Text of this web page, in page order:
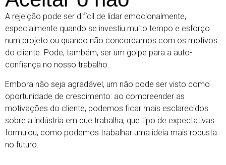
A rejeição pode ser difícil de lidar emocionalmente,
especialmente quando se investiu muito tempo e esforço
num projeto ou quando não concordamos com os motivos
do cliente. Pode, também, ser um golpe para a auto-
confiança no nosso trabalho.
Embora não seja agradável, um não pode ser visto como
oportunidade de crescimento: ao compreender as
motivações do cliente, podemos ficar mais esclarecidos
sobre a indústria em que trabalha, que tipo de expectativas
formulou, como podemos trabalhar uma ideia mais robusta
no futuro.